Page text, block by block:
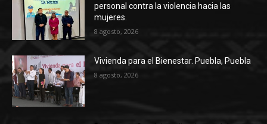
personal contra la violencia hacia las
mujeres.
8 agosto, 2026
Vivienda para el Bienestar. Puebla, Puebla
8 agosto, 2026